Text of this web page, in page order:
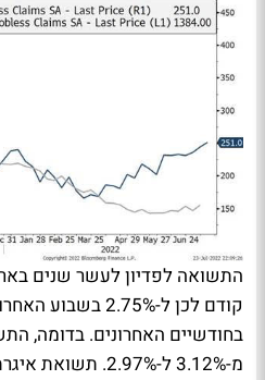
קודם לכן ל-2.75%
בחודשיים האחרונים. בדומה,
מ-3.12% ל-2.97%.